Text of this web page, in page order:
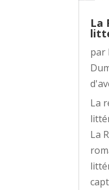
La
par
La
La